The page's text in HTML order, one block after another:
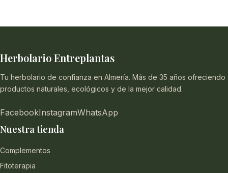
Herbolario Entreplantas
Tu herbolario de confianza en Almería. Más de 35 años ofreciendo
productos naturales, ecológicos y de la mejor calidad.
FacebookInstagramWhatsApp
Nuestra tienda
Complementos
Fitoterapia